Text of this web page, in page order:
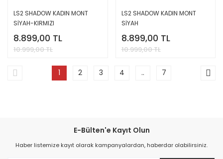
LS2 SHADOW KADIN MONT
SİYAH-KIRMIZI
8.899,00 TL
10.999,00 TL
LS2 SHADOW KADIN MONT
SİYAH
8.899,00 TL
10.999,00 TL
1 2 3 4 .. 7
E-Bülten'e Kayıt Olun
Haber listemize kayıt olarak kampanyalardan, haberdar olabilirsiniz.